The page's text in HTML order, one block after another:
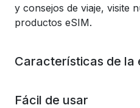
y consejos de viaje, visite
productos eSIM.
Características de la
Fácil de usar